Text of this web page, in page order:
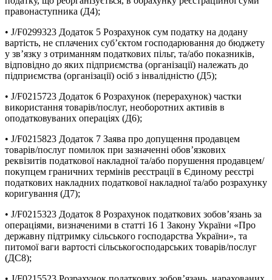
правонаступника (Д4);
• J/F0299323 Додаток 5 Розрахунок сум податку на додану
вартість, не сплачених суб’єктом господарювання до бюджету
у зв’язку з отриманням податкових пільг, та/або показників,
відповідно до яких підприємства (організації) належать до
підприємства (організації) осіб з інвалідністю (Д5);
• J/F0215723 Додаток 6 Розрахунок (перерахунок) частки
використання товарів/послуг, необоротних активів в
оподатковуваних операціях (Д6);
• J/F0215823 Додаток 7 Заява про допущення продавцем
товарів/послуг помилок при зазначенні обов’язкових
реквізитів податкової накладної та/або порушення продавцем/
покупцем граничних термінів реєстрації в Єдиному реєстрі
податкових накладних податкової накладної та/або розрахунку
коригування (Д7);
• J/F0215323 Додаток 8 Розрахунок податкових зобов’язань за
операціями, визначеними в статті 16 1 Закону України «Про
державну підтримку сільського господарства України», та
питомої ваги вартості сільськогосподарських товарів/послуг
(ДС8);